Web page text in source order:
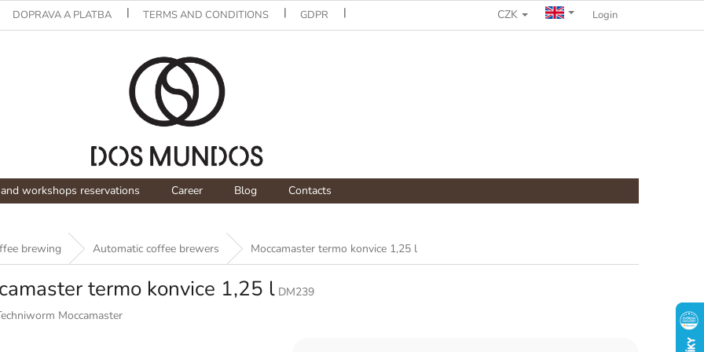
DOPRAVA A PLATBA TERMS AND CONDITIONS GDPR CZK Login
workshops reservations Career Blog Contacts
brewing Automatic coffee brewers Moccamaster termo konvice 1,25 l
termo konvice 1,25 l DM239
Moccamaster